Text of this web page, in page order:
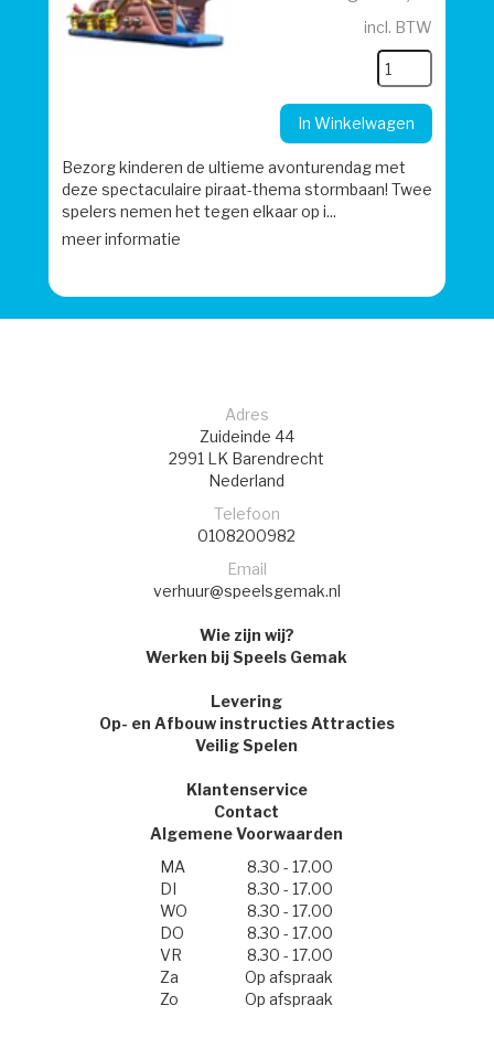
incl. BTW
In Winkelwagen
Bezorg kinderen de ultieme avonturendag met
deze spectaculaire piraat-thema stormbaan! Twee
spelers nemen het tegen elkaar op i...
meer informatie
Adres
Zuideinde 44
2991 LK Barendrecht
Nederland
Telefoon
0108200982
Email
verhuur@speelsgemak.nl
Wie zijn wij?
Werken bij Speels Gemak
Levering
Op- en Afbouw instructies Attracties
Veilig Spelen
Klantenservice
Contact
Algemene Voorwaarden
MA
8.30 - 17.00
DI
8.30 - 17.00
WO
8.30 - 17.00
DO
8.30 - 17.00
VR
8.30 - 17.00
Za
Op afspraak
Zo
Op afspraak